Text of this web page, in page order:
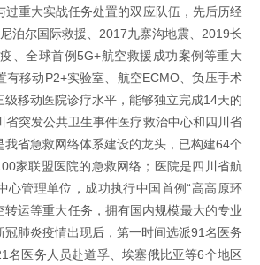
过重大实战任务处置的双应队伍，先后历经
泊尔国际救援、2017九寨沟地震、2019长
、全球首例5G+航空救援成功案例等重大
有移动P2+实验室、航空ECMO、负压手术
级移动医院诊疗水平，能够独立完成14天的
省突发公共卫生事件医疗救治中心和四川省
我省急救网络体系建设的龙头，已构建64个
家联盟医院的急救网络；医院是四川省航
心管理单位，成功执行中国首例“高高原环
转运等重大任务，拥有国内规模最大的专业
冠肺炎疫情出现后，第一时间选派91名医务
名医务人员赴道孚、埃塞俄比亚等6个地区